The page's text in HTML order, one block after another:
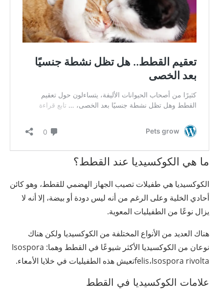
ما هي الكوكسيديا عند القطط؟
الكوكسيديا هي طفيلات تصيب الجهاز الهضمي للقطط، وهو كائن
أحادي الخلية وعلى الرغم من أنه ليس دودة أو بيضة، إلا أنه لا
يزال نوعًا من الطفيليات المعوية.
هناك العديد من الأنواع المختلفة من الكوكسيديا ولكن هناك
نوعان من الكوكسيديا الأكثر شيوعًا في القطط وهما: Isospora
felis،Isospora rivoltaتعيش هذه الطفيليات في خلايا الأمعاء.
علامات الكوكسيديا في القطط